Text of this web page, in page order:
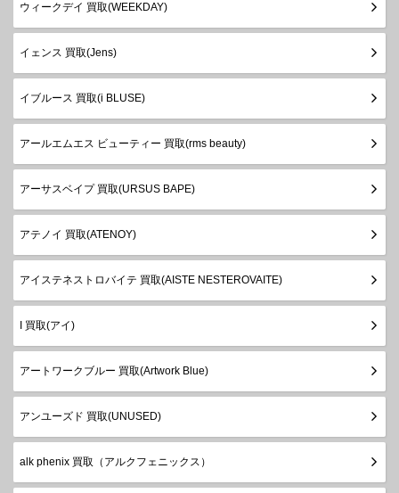
ウィークデイ 買取(WEEKDAY)
イェンス 買取(Jens)
イブルース 買取(i BLUSE)
アールエムエス ビューティー 買取(rms beauty)
アーサスベイプ 買取(URSUS BAPE)
アテノイ 買取(ATENOY)
アイステネストロバイテ 買取(AISTE NESTEROVAITE)
I 買取(アイ)
アートワークブルー 買取(Artwork Blue)
アンユーズド 買取(UNUSED)
alk phenix 買取（アルクフェニックス）